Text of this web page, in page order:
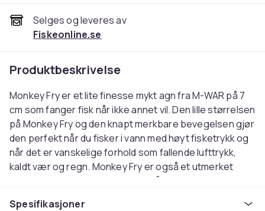
Selges og leveres av
Fiskeonline.se
Produktbeskrivelse
Monkey Fry er et lite finesse mykt agn fra M-WAR på 7
cm som fanger fisk når ikke annet vil. Den lille størrelsen
på Monkey Fry og den knapt merkbare bevegelsen gjør
den perfekt når du fisker i vann med høyt fisketrykk og
når det er vanskelige forhold som fallende lufttrykk,
kaldt vær og regn. Monkey Fry er også et utmerket
gummiagn som fanger mye fisk på grunn av sin lille
Spesifikasjoner